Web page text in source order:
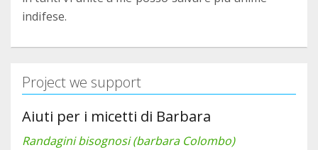
indifese.
Project we support
Aiuti per i micetti di Barbara
Randagini bisognosi (barbara Colombo)